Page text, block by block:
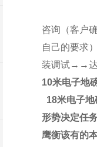
咨询（客户
自己的要求
装调试→→达
10米电子地
18米电子
形势决定任
鹰衡该有的